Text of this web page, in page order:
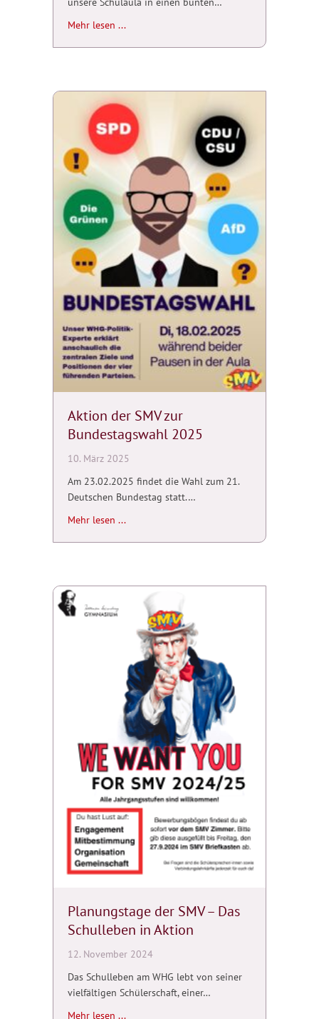
Mehr lesen ...about Das WHG setzt ein Zeichen für
Aktion der SMV zur
Bundestagswahl 2025
10. März 2025
Am 23.02.2025 findet die Wahl zum 21.
Deutschen Bundestag statt.…
Mehr lesen ...about Aktion der SMV zur Bundestagswahl
Planungstage der SMV – Das
Schulleben in Aktion
12. November 2024
Das Schulleben am WHG lebt von seiner
vielfältigen Schülerschaft, einer…
Mehr lesen ...about Planungstage der SMV – Das